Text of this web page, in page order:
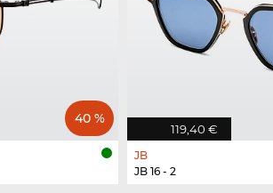
40 %
119,40 €
JB
JB 16 - 2